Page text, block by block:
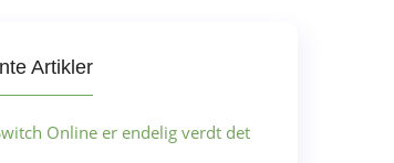
Artikler
Online er endelig verdt det